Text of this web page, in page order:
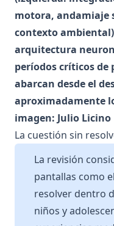
motora, andamiaje
contexto
arquitectura
períodos críticos
abarcan desde el
aproximadamente
imagen: Julio Licino
La cuestión sin
La revisión
pantallas como
resolver dentro
niños y